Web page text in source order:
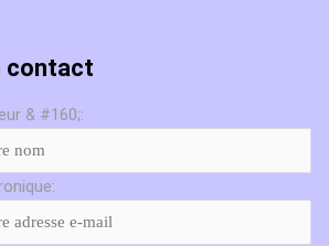
contact
& #160;: